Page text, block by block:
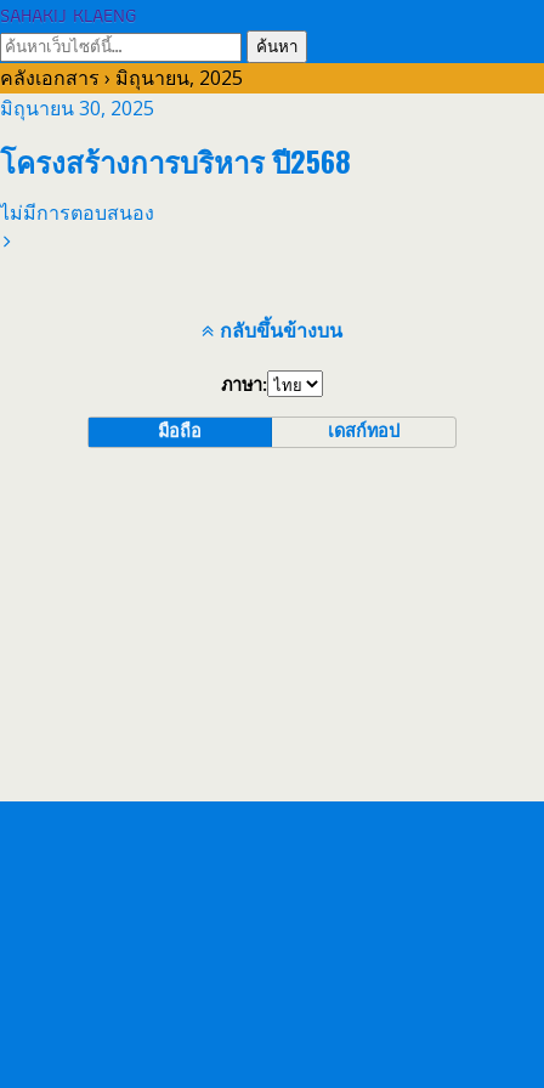
SAHAKIJ KLAENG
คลังเอกสาร › มิถุนายน, 2025
มิถุนายน 30, 2025
โครงสร้างการบริหาร ปี2568
ไม่มีการตอบสนอง
กลับขึ้นข้างบน
ภาษา:
มือถือ
เดสก์ทอป